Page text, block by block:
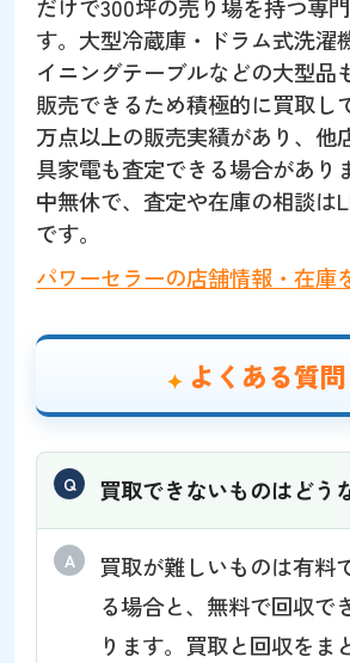
だけで300坪の売り場を持つ専
す。大型冷蔵庫・ドラム式洗濯
イニングテーブルなどの大型品
販売できるため積極的に買取し
万点以上の販売実績があり、他
具家電も査定できる場合があり
中無休で、査定や在庫の相談は
です。
パワーセラーの店舗情報・在庫
よくある質問
買取できないものはどう
買取が難しいものは有料
る場合と、無料で回収で
ります。買取と回収をま